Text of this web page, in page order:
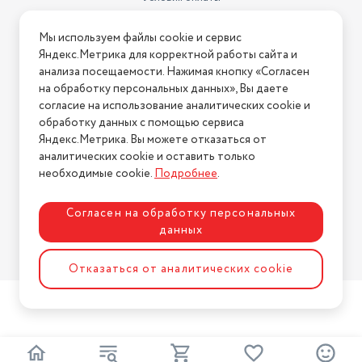
Высота товара в упаковке, в
метрах
0.13
Объем товара в упаковке, в
литрах
1.872
Для кого
Бабушка
Материал посуды
стекло
Страна производства
Китай
Вес товара, г
200
Высота предмета
11,5
Страна-изготовитель
Китай
Условия возврата
Нашли ошибку на сайте? Напишите нам
2026 © Интернет-магазин "АстМаркет". У нас есть всё!
Политика конфиденциальности
Разработка сайтаASTDESIGN
Мы используем файлы cookie и сервис
Яндекс.Метрика для корректной работы сайта и
анализа посещаемости. Нажимая кнопку «Согласен
на обработку персональных данных», Вы даете
согласие на использование аналитических cookie и
обработку данных с помощью сервиса
Яндекс.Метрика. Вы можете отказаться от
аналитических cookie и оставить только
необходимые cookie.Подробнее.
Согласен на обработку персональных
данных
Отказаться от аналитических cookie